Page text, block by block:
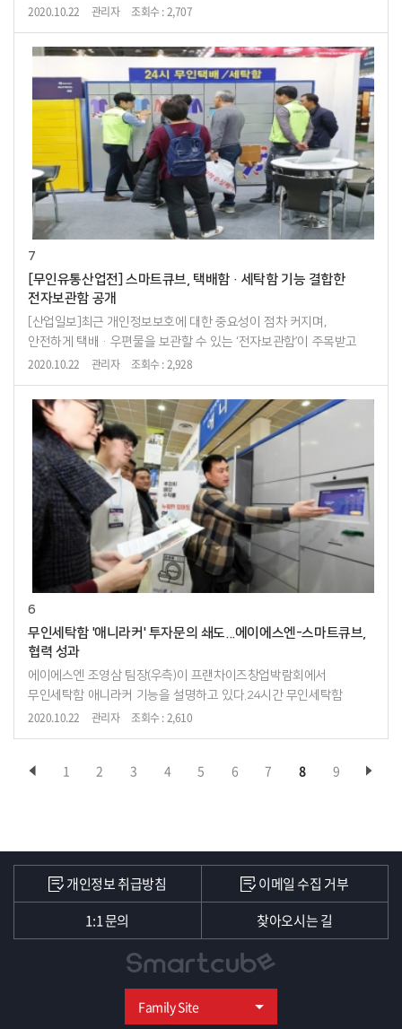
27일 밝혔다.무인택배함은 1인 가구 증가에 따른 비대면 서비스 선호
2020.10.22 관리자 조회수 : 2,707
7
[무인유통산업전] 스마트큐브, 택배함·세탁함 기능 결합한
전자보관함 공개
[산업일보]최근 개인정보보호에 대한 중요성이 점차 커지며,
안전하게 택배·우편물을 보관할 수 있는 ‘전자보관함’이 주목받고
있다.오는 6월 27일부터 29일까지 삼성동 코엑스(COEX)에서
개최되는 ‘제9회 스마트테크코리아 &...
2020.10.22 관리자 조회수 : 2,928
6
무인세탁함 '애니라커' 투자문의 쇄도...에이에스엔-스마트큐브,
협력 성과
에이에스엔 조영삼 팀장(우측)이 프랜차이즈창업박람회에서
무인세탁함 애니라커 기능을 설명하고 있다.24시간 무인세탁함
'애니라커'에 대한 사업 투자문의가 쇄도하고 있다. 접근성이 뛰어나고
2020.10.22 관리자 조회수 : 2,610
1 2 3 4 5 6 7 8 9
개인정보 취급방침
이메일 수집 거부
1:1 문의
찾아오시는 길
Family Site